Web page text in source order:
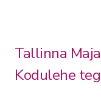
Tallinna
Kodulehe